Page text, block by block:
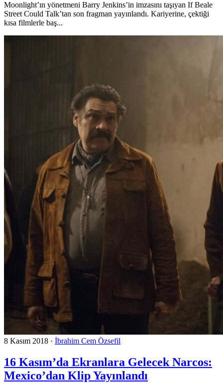
Moonlight’ın yönetmeni Barry Jenkins’in imzasını taşıyan If Beale
Street Could Talk’tan son fragman yayınlandı. Kariyerine, çektiği
kısa filmlerle baş...
8 Kasım 2018 · İbrahim Cem Özsefil
16 Kasım’da Ekranlara Gelecek Narcos:
Mexico’dan Klip Yayınlandı